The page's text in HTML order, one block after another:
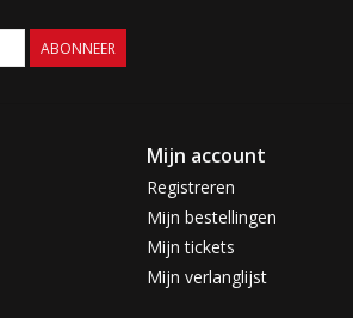
ABONNEER
Mijn account
Registreren
Mijn bestellingen
Mijn tickets
Mijn verlanglijst